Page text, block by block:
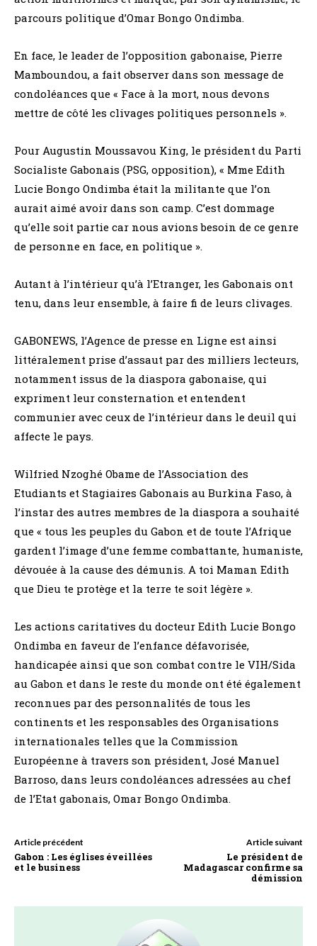
parcours politique d’Omar Bongo Ondimba.
En face, le leader de l’opposition gabonaise, Pierre
Mamboundou, a fait observer dans son message de
condoléances que « Face à la mort, nous devons
mettre de côté les clivages politiques personnels ».
Pour Augustin Moussavou King, le président du Parti
Socialiste Gabonais (PSG, opposition), « Mme Edith
Lucie Bongo Ondimba était la militante que l’on
aurait aimé avoir dans son camp. C’est dommage
qu’elle soit partie car nous avions besoin de ce genre
de personne en face, en politique ».
Autant à l’intérieur qu’à l’Etranger, les Gabonais ont
tenu, dans leur ensemble, à faire fi de leurs clivages.
GABONEWS, l’Agence de presse en Ligne est ainsi
littéralement prise d’assaut par des milliers lecteurs,
notamment issus de la diaspora gabonaise, qui
expriment leur consternation et entendent
communier avec ceux de l’intérieur dans le deuil qui
affecte le pays.
Wilfried Nzoghé Obame de l’Association des
Etudiants et Stagiaires Gabonais au Burkina Faso, à
l’instar des autres membres de la diaspora a souhaité
que « tous les peuples du Gabon et de toute l’Afrique
gardent l’image d’une femme combattante, humaniste,
dévouée à la cause des démunis. A toi Maman Edith
que Dieu te protège et la terre te soit légère ».
Les actions caritatives du docteur Edith Lucie Bongo
Ondimba en faveur de l’enfance défavorisée,
handicapée ainsi que son combat contre le VIH/Sida
au Gabon et dans le reste du monde ont été également
reconnues par des personnalités de tous les
continents et les responsables des Organisations
internationales telles que la Commission
Européenne à travers son président, José Manuel
Barroso, dans leurs condoléances adressées au chef
de l’Etat gabonais, Omar Bongo Ondimba.
Article précédent
Gabon : Les églises éveillées
et le business
Article suivant
Le président de
Madagascar confirme sa
démission